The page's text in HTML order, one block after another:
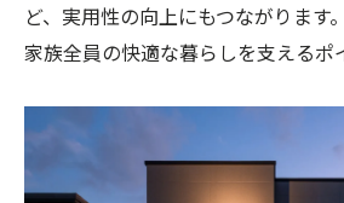
ど、実用性の向上にもつながります
家族全員の快適な暮らしを支えるポ